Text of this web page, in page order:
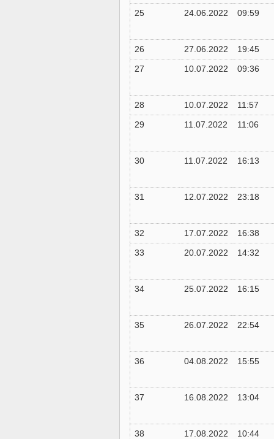
25 24.06.2022 09:59
26 27.06.2022
19:45
27
10.07.2022 09:36
28 10.07.2022
11:57
29
11.07.2022 11:06
30 11.07.2022 16:13
31 12.07.2022 23:18
32 17.07.2022
16:38
33
20.07.2022 14:32
34 25.07.2022 16:15
35 26.07.2022 22:54
36 04.08.2022 15:55
37 16.08.2022 13:04
38 17.08.2022
10:44